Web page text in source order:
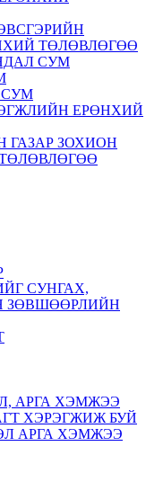
ТӨЛӨВЛӨГӨӨ
СУМ
СУМ
ЕРӨНХИЙ
ЗОХИОН
СУНГАХ,
ЗӨВШӨӨРЛИЙН
АРГА ХЭМЖЭЭ
ХЭРЭГЖИЖ БУЙ
АРГА ХЭМЖЭЭ